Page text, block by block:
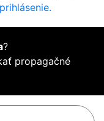
?
propagačné